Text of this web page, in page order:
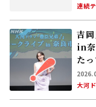
連続
吉
in奈
た
大河